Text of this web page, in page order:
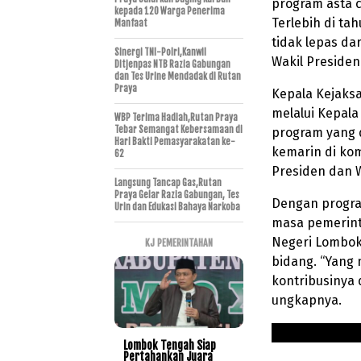
program asta
Terlebih di
tidak lepas
Wakil
Kepala
melalui
program yang
kemarin di
Presiden dan
Dengan
masa
Negeri
bidang.
kontribusinya
ungkapnya.
kepada 120 Warga Penerima
Manfaat
Sinergi TNI-Polri,Kanwil
Ditjenpas NTB Razia Gabungan
dan Tes Urine Mendadak di Rutan
Praya
WBP Terima Hadiah,Rutan Praya
Tebar Semangat Kebersamaan di
Hari Bakti Pemasyarakatan ke-
62
Langsung Tancap Gas,Rutan
Praya Gelar Razia Gabungan, Tes
Urin dan Edukasi Bahaya Narkoba
KJ PEMERINTAHAN
Lombok Tengah Siap
Pertahankan Juara